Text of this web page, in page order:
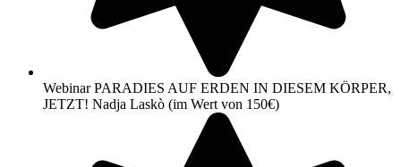
Webinar PARADIES AUF ERDEN IN DIESEM KÖRPER,
JETZT! Nadja Laskò (im Wert von 150€)